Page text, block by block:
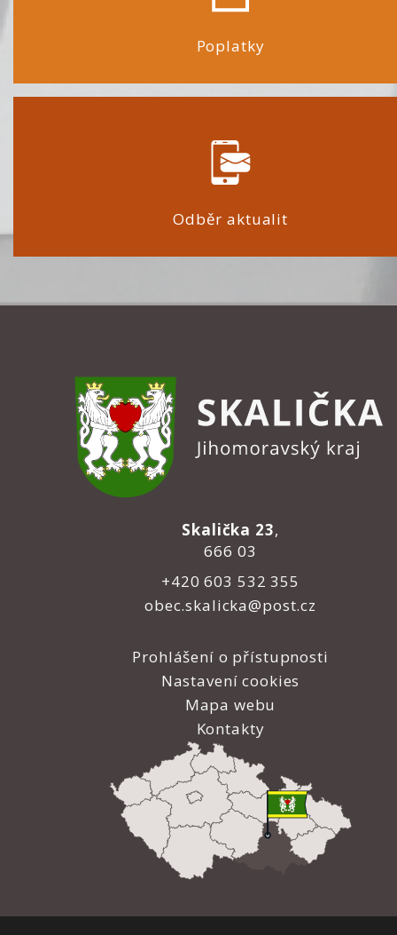
Poplatky
Odběr aktualit
Skalička 23,
666 03
+420 603 532 355
obec.skalicka@post.cz
Prohlášení o přístupnosti
Nastavení cookies
Mapa webu
Kontakty